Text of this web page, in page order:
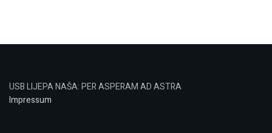
USB LIJEPA NAŠA: PER ASPERAM AD ASTRA
Impressum